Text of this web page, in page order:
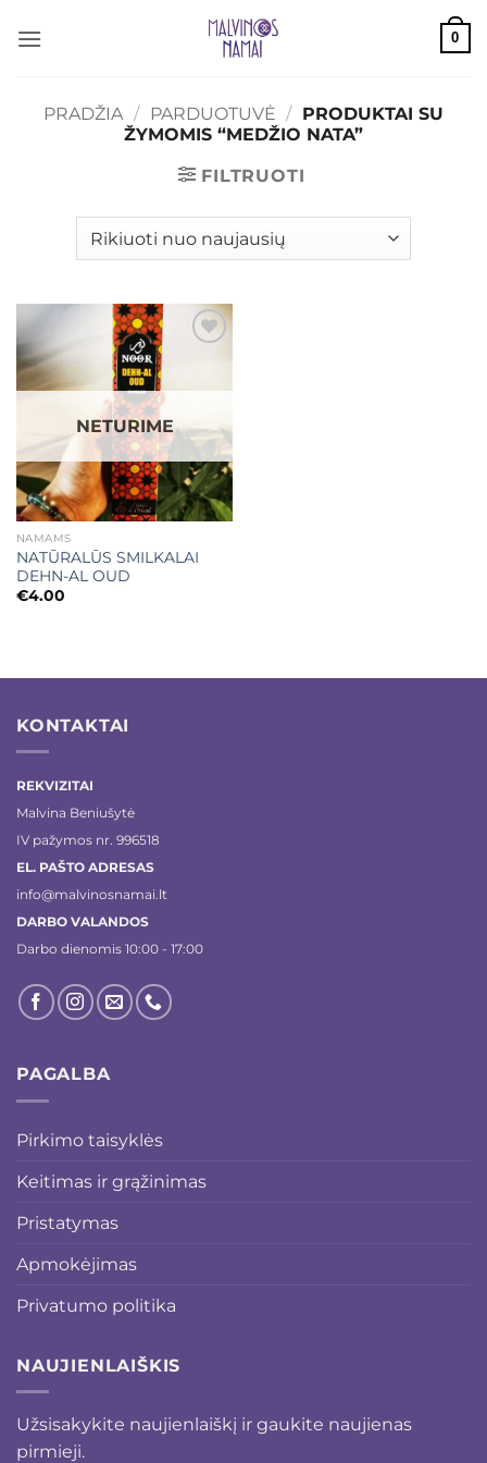
0
PRADŽIA / PARDUOTUVĖ / PRODUKTAI SU
ŽYMOMIS “MEDŽIO NATA”
FILTRUOTI
Mėgstamiausias
NETURIME
NAMAMS
NATŪRALŪS SMILKALAI
DEHN-AL OUD
€4.00
KONTAKTAI
REKVIZITAI
Malvina Beniušytė
IV pažymos nr. 996518
EL. PAŠTO ADRESAS
info@malvinosnamai.lt
DARBO VALANDOS
Darbo dienomis 10:00 - 17:00
PAGALBA
Pirkimo taisyklės
Keitimas ir grąžinimas
Pristatymas
Apmokėjimas
Privatumo politika
NAUJIENLAIŠKIS
Užsisakykite naujienlaiškį ir gaukite naujienas
pirmieji.